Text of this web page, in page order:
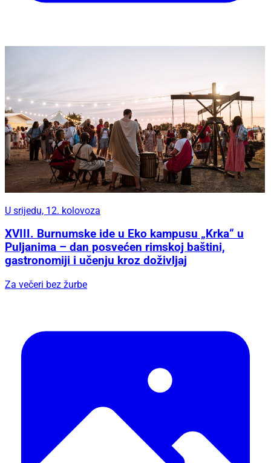
U srijedu, 12. kolovoza
XVIII. Burnumske ide u Eko kampusu „Krka“ u
Puljanima – dan posvećen rimskoj baštini,
gastronomiji i učenju kroz doživljaj
Za večeri bez žurbe